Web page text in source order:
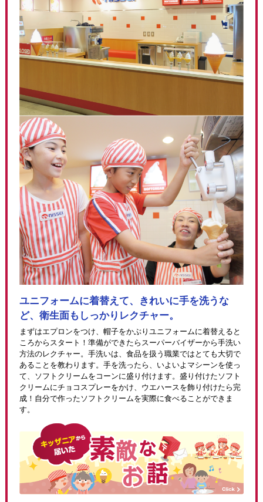
ユニフォームに着替えて、きれいに手を洗うな
ど、衛生面もしっかりレクチャー。
まずはエプロンをつけ、帽子をかぶりユニフォームに着替えると
ころからスタート！準備ができたらスーパーバイザーから手洗い
方法のレクチャー。手洗いは、食品を扱う職業ではとても大切で
あることを教わります。手を洗ったら、いよいよマシーンを使っ
て、ソフトクリームをコーンに盛り付けます。盛り付けたソフト
クリームにチョコスプレーをかけ、ウエハースを飾り付けたら完
成！自分で作ったソフトクリームを実際に食べることができま
す。